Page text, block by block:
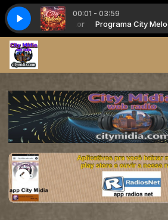
00:01 - 03:59
com Sem locutor Programa City